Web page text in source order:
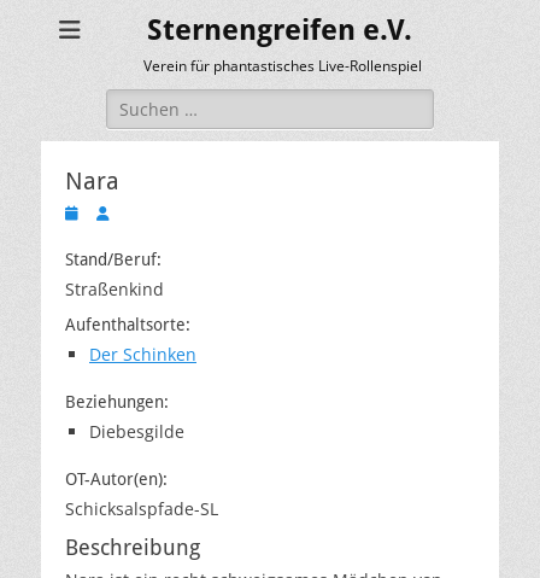
Sternengreifen e.V.
Verein für phantastisches Live-Rollenspiel
Suchen
nach:
Nara
Veröffentlicht
Autor
Stand/Beruf:
Straßenkind
Aufenthaltsorte:
Der Schinken
Beziehungen:
Diebesgilde
OT-Autor(en):
Schicksalspfade-SL
Beschreibung